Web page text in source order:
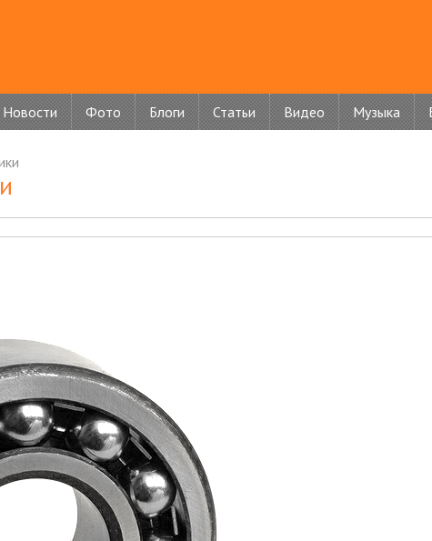
Новости Фото Блоги Статьи Видео Музыка